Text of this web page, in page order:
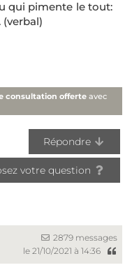
qui pimente le tout:
consultation offerte avec
Répondre
votre question
2879 messages
le 21/10/2021 à 14:36